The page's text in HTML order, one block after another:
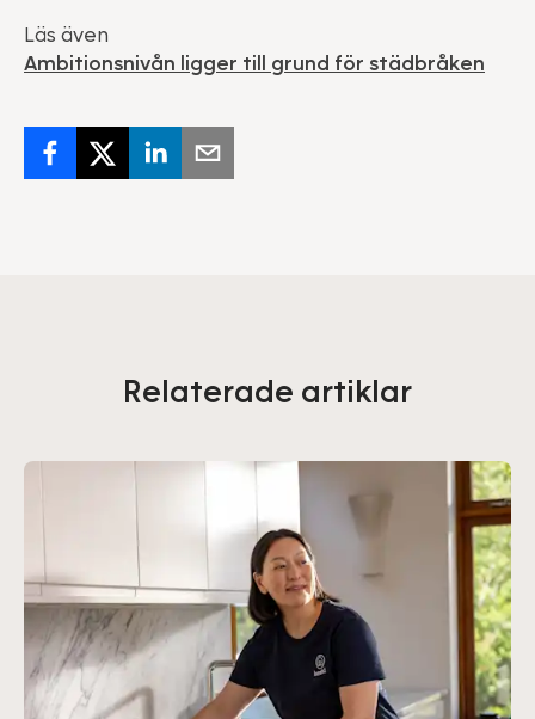
Läs även
Ambitionsnivån ligger till grund för städbråken
Relaterade artiklar